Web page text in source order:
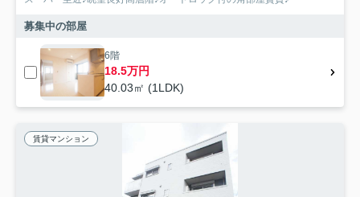
募集中の部屋
6階
18.5万円
40.03㎡ (1LDK)
賃貸マンション